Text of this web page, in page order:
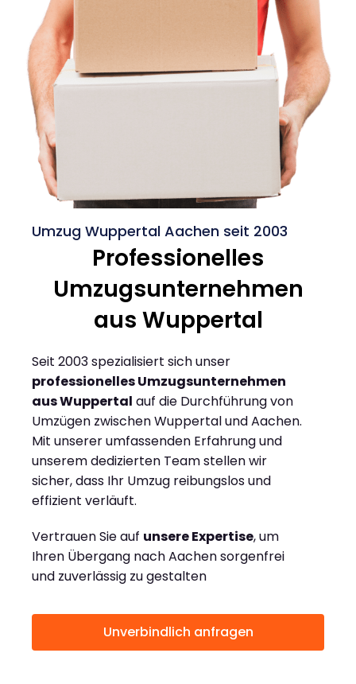
Umzug Wuppertal Aachen seit 2003
Professionelles
Umzugsunternehmen
aus Wuppertal
Seit 2003 spezialisiert sich unser
professionelles Umzugsunternehmen
aus Wuppertal auf die Durchführung von
Umzügen zwischen Wuppertal und Aachen.
Mit unserer umfassenden Erfahrung und
unserem dedizierten Team stellen wir
sicher, dass Ihr Umzug reibungslos und
effizient verläuft.
Vertrauen Sie auf unsere Expertise, um
Ihren Übergang nach Aachen sorgenfrei
und zuverlässig zu gestalten
Unverbindlich anfragen